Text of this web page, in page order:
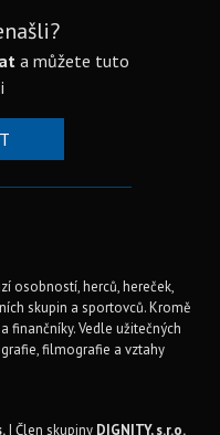
a můžete tuto
osobností, herců, hereček,
skupin a sportovců. Kromě
finančníky. Vedle užitečných
filmografie a vztahy
| Člen skupiny DIGNITY, s.r.o.